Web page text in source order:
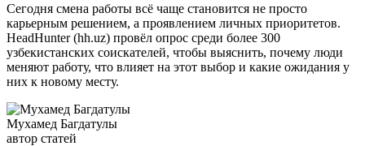
Сегодня смена работы всё чаще становится не просто
карьерным решением, а проявлением личных приоритетов.
HeadHunter (hh.uz) провёл опрос среди более 300
узбекистанских соискателей, чтобы выяснить, почему люди
меняют работу, что влияет на этот выбор и какие ожидания у
них к новому месту.
Мухамед Багдатулы
автор статей